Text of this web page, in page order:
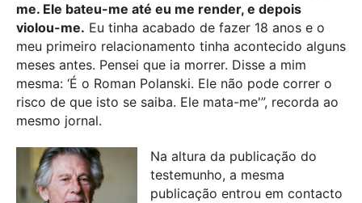
me. Ele bateu-me até eu me render, e depois
violou-me. Eu tinha acabado de fazer 18 anos e o
meu primeiro relacionamento tinha acontecido alguns
meses antes. Pensei que ia morrer. Disse a mim
mesma: ‘É o Roman Polanski. Ele não pode correr o
risco de que isto se saiba. Ele mata-me'”, recorda ao
mesmo jornal.
Na altura da publicação do
testemunho, a mesma
publicação entrou em contacto